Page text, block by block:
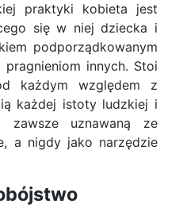
praktyki kobieta jest
się w niej dziecka i
podporządkowanym
innych. Stoi
każdym względem z
każdej istoty ludzkiej i
uznawaną ze
a nigdy jako narzędzie